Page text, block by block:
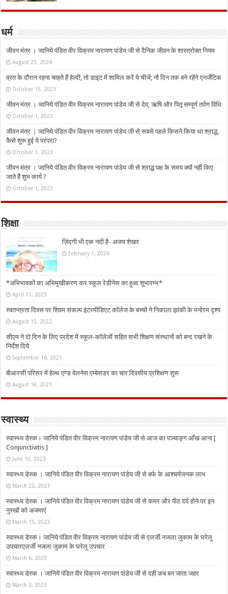
धर्म
जीवन मंत्र । जानिये पंडित वीर विक्रम नारायण पांडेय जी से दैनिक जीवन के शास्त्रोक्त नियम
August 25, 2024
व्रत के दौरान रहना चाहते हैं हेल्दी, तो डाइट में शामिल करें ये चीजें; नौ दिन तक बने रहेंगे एनर्जेटिक
October 15, 2023
जीवन मंत्र । जानिये पंडित वीर विक्रम नारायण पांडेय जी से देव, ऋषि और पितृ सम्पूर्ण तर्पण विधि
October 1, 2023
जीवन मंत्र । जानिये पंडित वीर विक्रम नारायण पांडेय जी से सबसे पहले किसने किया था श्राद्ध,
कैसे शुरू हुई ये परंपरा?
October 1, 2023
जीवन मंत्र । जानिये पंडित वीर विक्रम नारायण पांडेय जी से श्राद्ध पक्ष के समय क्यों नहीं किए
जाते हैं शुभ कार्य ?
October 1, 2023
शिक्षा
ज़िंदगी भी एक नदी है- अजय शेखर
February 1, 2026
*अभिभावकों का अभिमुखीकरण कर स्कूल रेडीनेस का हुआ शुभारम्भ*
April 11, 2023
स्वतन्त्रता दिवस पर शिवम संकल्प इंटरमीडिएट कॉलेज के बच्चों ने निकाला झांकी के मनोरम दृश्य
August 15, 2022
सीएम ने दो दिन के लिए प्रदेश में स्कूल-कॉलेजों सहित सभी शिक्षण संस्थानों को बन्द रखने के
निर्देश दिये
September 16, 2021
बीआरसी परिसर में हेल्थ एण्ड वेलनेस एम्बेसडर का चार दिवसीय प्रशिक्षण शुरू
August 18, 2021
स्वास्थ्य
स्वास्थ्य डेस्क। जानिये पंडित वीर विक्रम नारायण पांडेय जी से आज का पञ्चाङ्ग आँख आना [
Conjunctivitis ]
June 10, 2023
स्वास्थ्य डेस्क । जानिये पंडित वीर विक्रम नारायण पांडेय जी से बर्फ के आश्चर्यजनक लाभ
March 22, 2023
स्वास्थ्य डेस्क । जानिये पंडित वीर विक्रम नारायण पांडेय जी से कमर और पीठ दर्द होने पर इन
नुस्‍खों को अजमाएं
March 15, 2023
स्वास्थ्य डेस्क। जानिये पंडित वीर विक्रम नारायण पांडेय जी से एलर्जी नजला जुकाम के घरेलू
उपचारएलर्जी नजला जुकाम के घरेलू उपचार
March 6, 2023
स्वास्थ्य डेस्क । जानिये पंडित वीर विक्रम नारायण पांडेय जी से दही कब बन जाता जहर
March 3, 2023